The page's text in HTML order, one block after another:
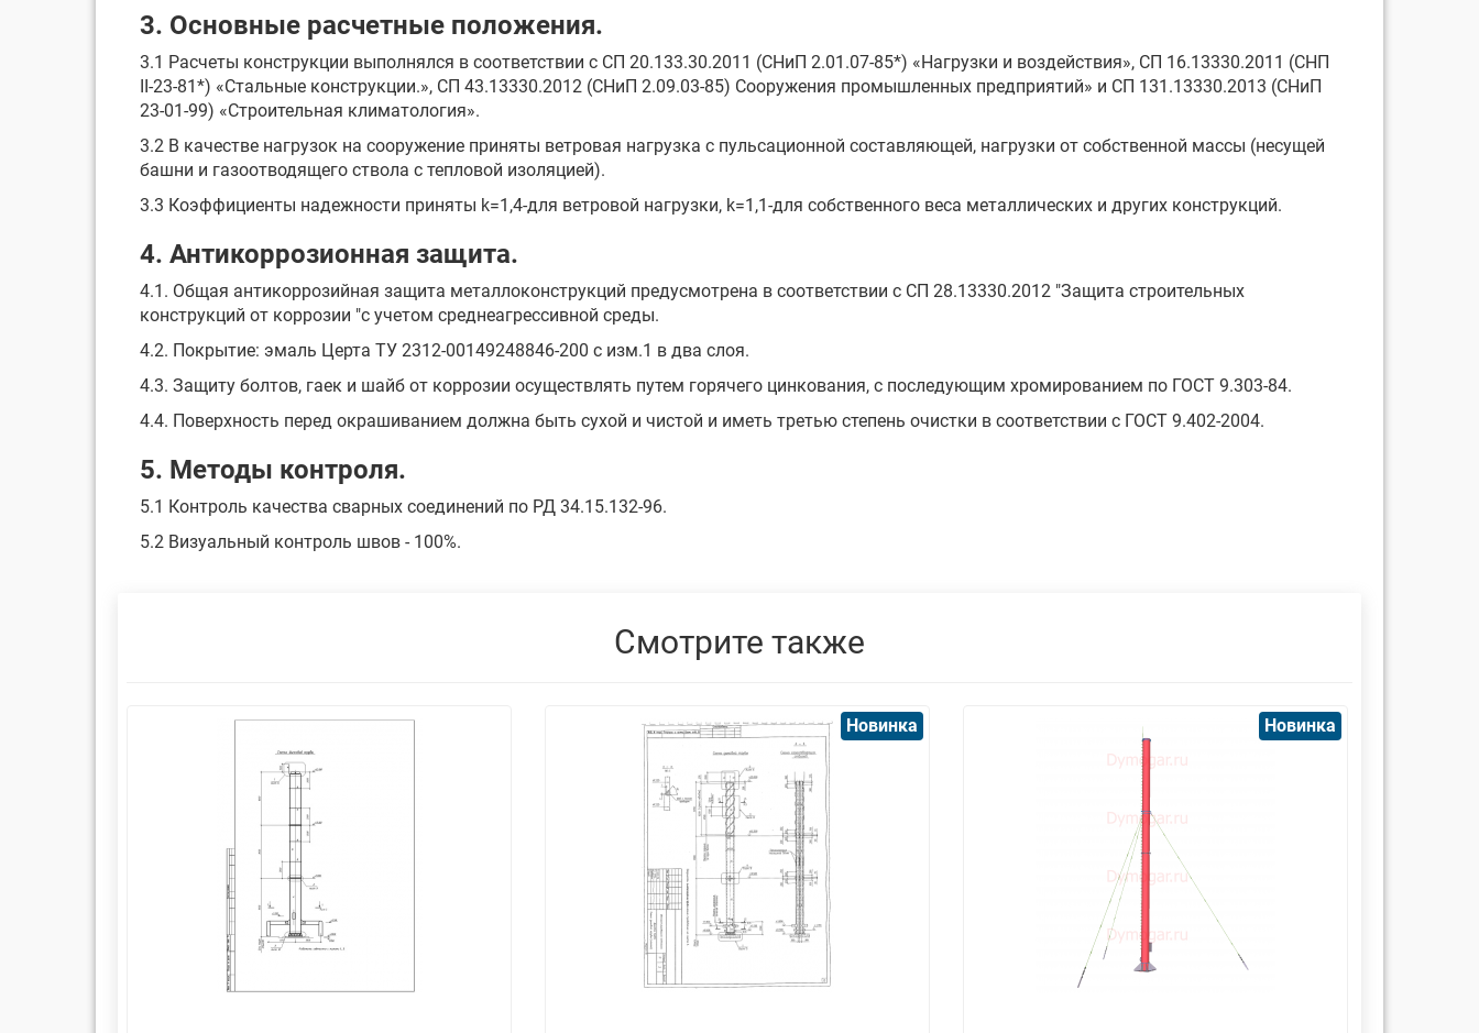
3. Основные расчетные положения.
3.1 Расчеты конструкции выполнялся в соответствии с СП 20.133.30.2011 (СНиП 2.01.07-85*) «Нагрузки и воздействия», СП 16.13330.2011 (СНП
II-23-81*) «Стальные конструкции.», СП 43.13330.2012 (СНиП 2.09.03-85) Сооружения промышленных предприятий» и СП 131.13330.2013 (СНиП
23-01-99) «Строительная климатология».
3.2 В качестве нагрузок на сооружение приняты ветровая нагрузка с пульсационной составляющей, нагрузки от собственной массы (несущей
башни и газоотводящего ствола с тепловой изоляцией).
3.3 Коэффициенты надежности приняты k=1,4-для ветровой нагрузки, k=1,1-для собственного веса металлических и других конструкций.
4. Антикоррозионная защита.
4.1. Общая антикоррозийная защита металлоконструкций предусмотрена в соответствии с СП 28.13330.2012 "Защита строительных
конструкций от коррозии "с учетом среднеагрессивной среды.
4.2. Покрытие: эмаль Церта ТУ 2312-00149248846-200 с изм.1 в два слоя.
4.3. Защиту болтов, гаек и шайб от коррозии осуществлять путем горячего цинкования, с последующим хромированием по ГОСТ 9.303-84.
4.4. Поверхность перед окрашиванием должна быть сухой и чистой и иметь третью степень очистки в соответствии с ГОСТ 9.402-2004.
5. Методы контроля.
5.1 Контроль качества сварных соединений по РД 34.15.132-96.
5.2 Визуальный контроль швов - 100%.
Смотрите также
Новинка Новинка